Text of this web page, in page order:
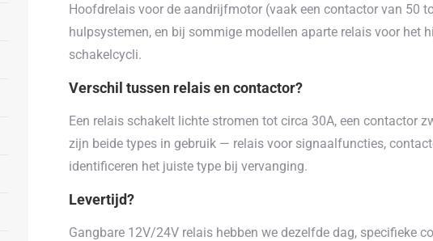
Hoofdrelais voor de aandrijfmotor (vaak een contactor van 50
hulpsystemen, en bij sommige modellen aparte relais voor het
schakelcycli.
Verschil tussen relais en contactor?
Een relais schakelt lichte stromen tot circa 30A, een contactor
zijn beide types in gebruik — relais voor signaalfuncties,
identificeren het juiste type bij vervanging.
Levertijd?
Gangbare 12V/24V relais hebben we dezelfde dag, specifieke